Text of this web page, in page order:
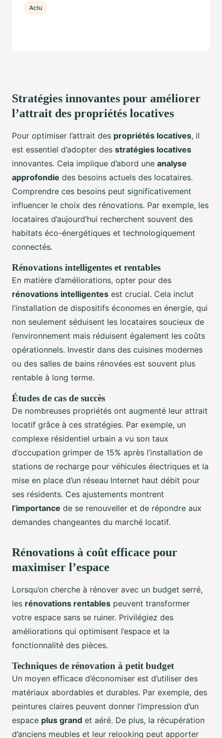
Stratégies innovantes pour améliorer
l’attrait des propriétés locatives
Pour optimiser l’attrait des propriétés locatives, il
est essentiel d’adopter des stratégies locatives
innovantes. Cela implique d’abord une analyse
approfondie des besoins actuels des locataires.
Comprendre ces besoins peut significativement
influencer le choix des rénovations. Par exemple, les
locataires d’aujourd’hui recherchent souvent des
habitats éco-énergétiques et technologiquement
connectés.
Rénovations intelligentes et rentables
En matière d’améliorations, opter pour des
rénovations intelligentes est crucial. Cela inclut
l’installation de dispositifs économes en énergie, qui
non seulement séduisent les locataires soucieux de
l’environnement mais réduisent également les coûts
opérationnels. Investir dans des cuisines modernes
ou des salles de bains rénovées est souvent plus
rentable à long terme.
Études de cas de succès
De nombreuses propriétés ont augmenté leur attrait
locatif grâce à ces stratégies. Par exemple, un
complexe résidentiel urbain a vu son taux
d’occupation grimper de 15% après l’installation de
stations de recharge pour véhicules électriques et la
mise en place d’un réseau Internet haut débit pour
ses résidents. Ces ajustements montrent
l’importance de se renouveller et de répondre aux
demandes changeantes du marché locatif.
Rénovations à coût efficace pour
maximiser l’espace
Lorsqu’on cherche à rénover avec un budget serré,
les rénovations rentables peuvent transformer
votre espace sans se ruiner. Privilégiez des
améliorations qui optimisent l’espace et la
fonctionnalité des pièces.
Techniques de rénovation à petit budget
Un moyen efficace d’économiser est d’utiliser des
matériaux abordables et durables. Par exemple, des
peintures claires peuvent donner l’impression d’un
espace plus grand et aéré. De plus, la récupération
d’anciens meubles et leur relooking peut apporter
Actu